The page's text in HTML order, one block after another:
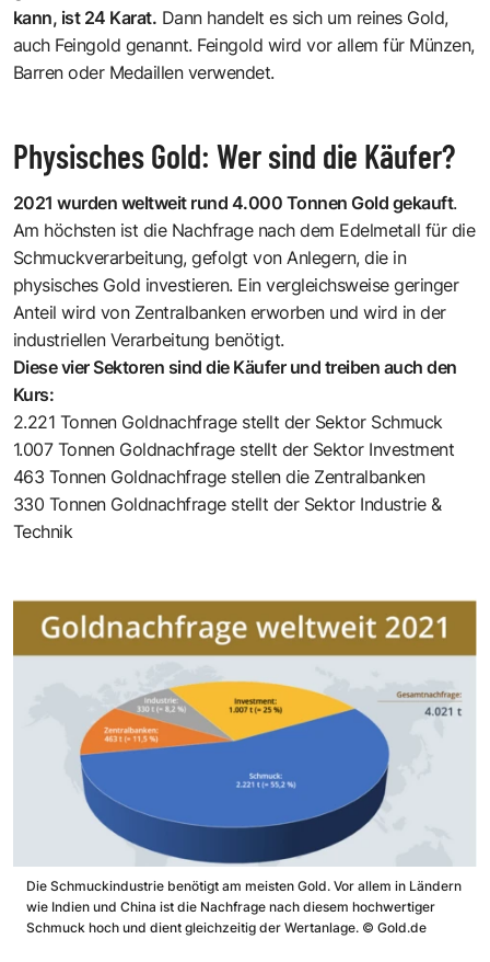
kann, ist 24 Karat. Dann handelt es sich um reines Gold,
auch Feingold genannt. Feingold wird vor allem für Münzen,
Barren oder Medaillen verwendet.
Physisches Gold: Wer sind die Käufer?
2021 wurden weltweit rund 4.000 Tonnen Gold gekauft.
Am höchsten ist die Nachfrage nach dem Edelmetall für die
Schmuckverarbeitung, gefolgt von Anlegern, die in
physisches Gold investieren. Ein vergleichsweise geringer
Anteil wird von Zentralbanken erworben und wird in der
industriellen Verarbeitung benötigt.
Diese vier Sektoren sind die Käufer und treiben auch den
Kurs:
2.221 Tonnen Goldnachfrage stellt der Sektor Schmuck
1.007 Tonnen Goldnachfrage stellt der Sektor Investment
463 Tonnen Goldnachfrage stellen die Zentralbanken
330 Tonnen Goldnachfrage stellt der Sektor Industrie &
Technik
Die Schmuckindustrie benötigt am meisten Gold. Vor allem in Ländern
wie Indien und China ist die Nachfrage nach diesem hochwertiger
Schmuck hoch und dient gleichzeitig der Wertanlage. © Gold.de